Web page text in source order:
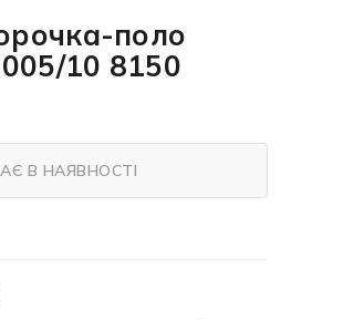
поло
10 8150
В НАЯВНОСТІ